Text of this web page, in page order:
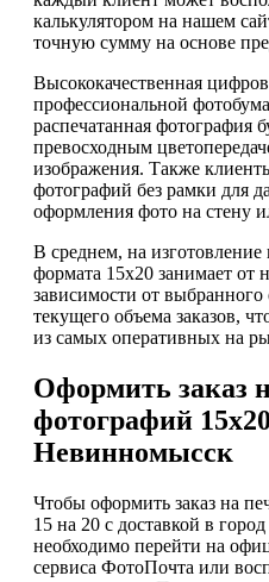
калькулятором на нашем
точную сумму на основе
Высококачественная
профессиональной
распечатанная фотография
превосходным
изображения. Также
фотографий без рамки для
оформления фото на стену
В среднем, на
формата 15х20 занимает от
зависимости от выбранного
текущего объема заказов,
из самых оперативных на
Оформить заказ
фотографий
Невинномысск
Чтобы оформить заказ на
15 на 20 с доставкой в
необходимо перейти на
сервиса ФотоПочта или